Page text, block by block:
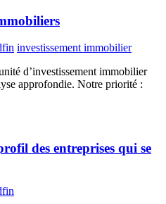
investissement immobilier
d’investissement immobilier
approfondie. Notre priorité :
des entreprises qui se